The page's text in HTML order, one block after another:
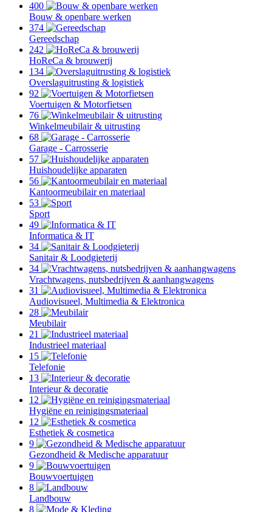
400
Bouw & openbare werken
374
Gereedschap
242
HoReCa & brouwerij
134
Overslaguitrusting & logistiek
92
Voertuigen & Motorfietsen
76
Winkelmeubilair & uitrusting
68
Garage - Carrosserie
57
Huishoudelijke apparaten
56
Kantoormeubilair en materiaal
53
Sport
49
Informatica & IT
34
Sanitair & Loodgieterij
34
Vrachtwagens, nutsbedrijven & aanhangwagens
31
Audiovisueel, Multimedia & Elektronica
28
Meubilair
21
Industrieel materiaal
15
Telefonie
13
Interieur & decoratie
12
Hygiëne en reinigingsmateriaal
12
Esthetiek & cosmetica
9
Gezondheid & Medische apparatuur
9
Bouwvoertuigen
8
Landbouw
8